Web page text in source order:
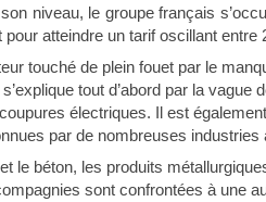
niveau, le groupe français
atteindre un tarif oscillant
touché de plein fouet par le
tout d’abord par la
électriques. Il est
par de nombreuses industries
le béton, les produits
sont confrontées à une